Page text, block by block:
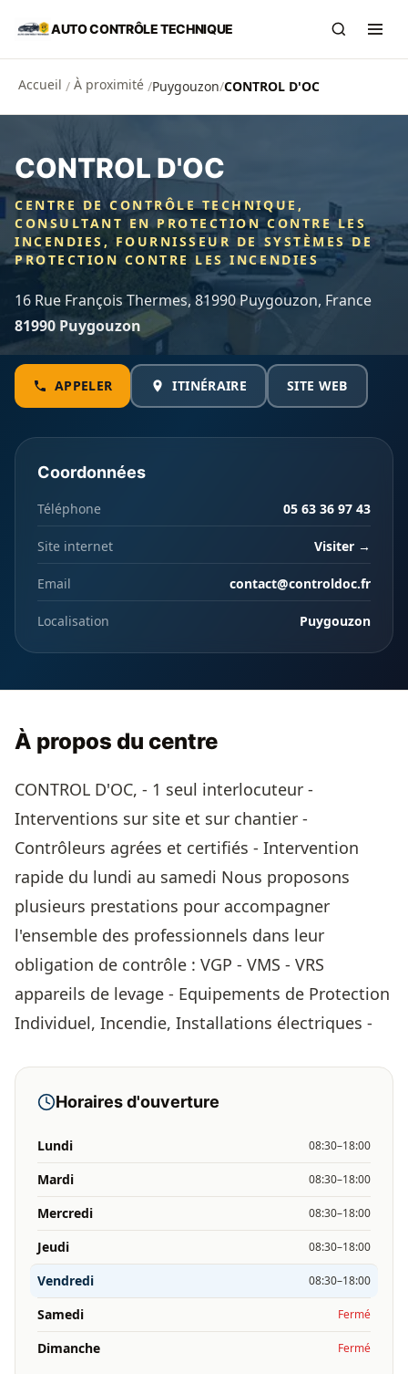
Aller au contenu principal
AUTO CONTRÔLE TECHNIQUE
Accueil / À proximité /Puygouzon/CONTROL D'OC
CONTROL D'OC
CENTRE DE CONTRÔLE TECHNIQUE,
CONSULTANT EN PROTECTION CONTRE LES
INCENDIES, FOURNISSEUR DE SYSTÈMES DE
PROTECTION CONTRE LES INCENDIES
16 Rue François Thermes, 81990 Puygouzon, France
81990 Puygouzon
APPELER ITINÉRAIRE SITE WEB
Coordonnées
Téléphone 05 63 36 97 43
Site internet Visiter →
Email contact@controldoc.fr
Localisation Puygouzon
À propos du centre
CONTROL D'OC, - 1 seul interlocuteur -
Interventions sur site et sur chantier -
Contrôleurs agrées et certifiés - Intervention
rapide du lundi au samedi Nous proposons
plusieurs prestations pour accompagner
l'ensemble des professionnels dans leur
obligation de contrôle : VGP - VMS - VRS
appareils de levage - Equipements de Protection
Individuel, Incendie, Installations électriques -
Horaires d'ouverture
Lundi 08:30–18:00
Mardi 08:30–18:00
Mercredi 08:30–18:00
Jeudi 08:30–18:00
Vendredi 08:30–18:00
Samedi Fermé
Dimanche Fermé